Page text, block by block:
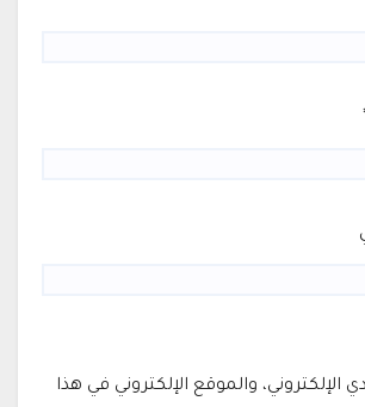
الإلكتروني، والموقع الإلكتروني في هذا